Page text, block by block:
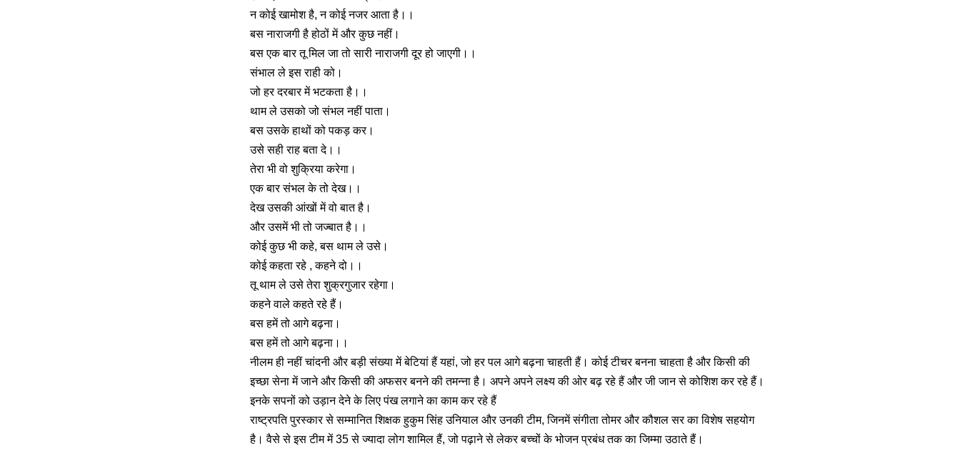
न कोई खामोश है, न कोई नजर आता है।।
बस नाराजगी है होठों में और कुछ नहीं।
बस एक बार तू मिल जा तो सारी नाराजगी दूर हो जाएगी।।
संभाल ले इस राही को।
जो हर दरबार में भटकता है।।
थाम ले उसको जो संभल नहीं पाता।
बस उसके हाथों को पकड़ कर।
उसे सही राह बता दे।।
तेरा भी वो शुक्रिया करेगा।
एक बार संभल के तो देख।।
देख उसकी आंखों में वो बात है।
और उसमें भी तो जज्बात है।।
कोई कुछ भी कहे, बस थाम ले उसे।
कोई कहता रहे , कहने दो।।
तू थाम ले उसे तेरा शुक्रगुजार रहेगा।
कहने वाले कहते रहे हैं।
बस हमें तो आगे बढ़ना।
बस हमें तो आगे बढ़ना।।
नीलम ही नहीं चांदनी और बड़ी संख्या में बेटियां हैं यहां, जो हर पल आगे बढ़ना चाहती हैं। कोई टीचर बनना चाहता है और किसी की
इच्छा सेना में जाने और किसी की अफसर बनने की तमन्ना है। अपने अपने लक्ष्य की ओर बढ़ रहे हैं और जी जान से कोशिश कर रहे हैं।
इनके सपनों को उड़ान देने के लिए पंख लगाने का काम कर रहे हैं
राष्ट्रपति पुरस्कार से सम्मानित शिक्षक हुकुम सिंह उनियाल और उनकी टीम, जिनमें संगीता तोमर और कौशल सर का विशेष सहयोग
है। वैसे से इस टीम में 35 से ज्यादा लोग शामिल हैं, जो पढ़ाने से लेकर बच्चों के भोजन प्रबंध तक का जिम्मा उठाते हैं।